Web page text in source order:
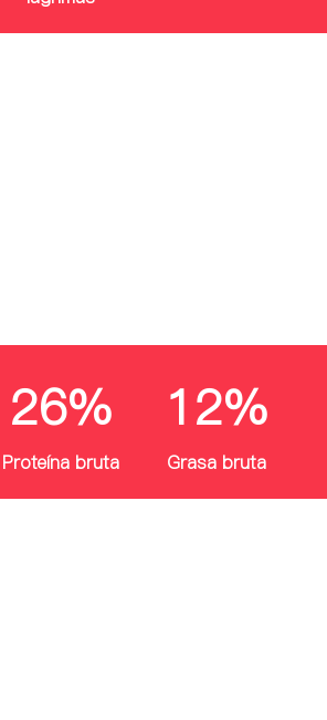
26%
Proteína bruta
12%
Grasa bruta